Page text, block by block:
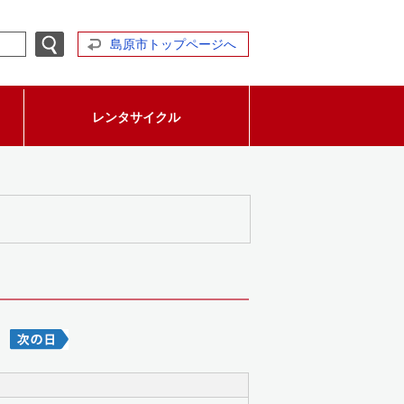
島原市トップページへ
レンタサイクル